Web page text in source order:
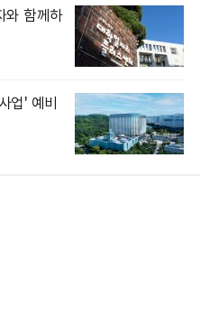
와 함께하
업' 예비